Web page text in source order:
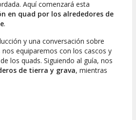
Aquí comenzará esta
en quad por los alrededores de
.
y una conversación sobre
equiparemos con los cascos y
los quads. Siguiendo al guía, nos
de tierra y grava, mientras